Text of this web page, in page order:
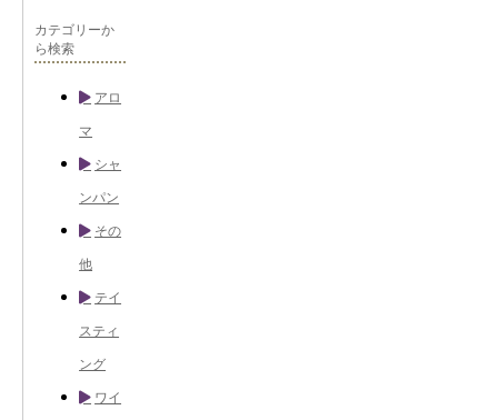
カテゴリーか
ら検索
アロ
マ
シャ
ンパン
その
他
テイ
スティ
ング
ワイ